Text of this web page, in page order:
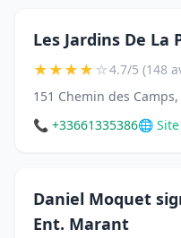
Les Jardins De La
★★★★☆4.7/5 (148
151 Chemin des
📞 +33661335386🌐
Daniel Moquet
Ent. Marant